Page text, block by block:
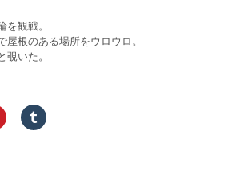
観戦。
根のある場所をウロウロ。
いた。